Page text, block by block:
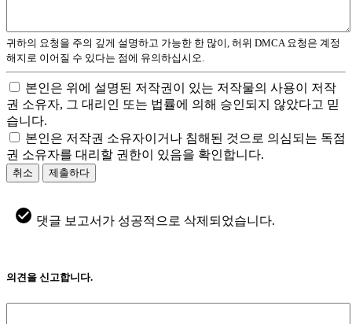
귀하의 요청을 주의 깊게 설명하고 가능한 한 많이, 허위 DMCA 요청은 계정
해지로 이어질 수 있다는 점에 유의하십시오.
본인은 위에 설명된 저작권이 있는 저작물의 사용이 저작
권 소유자, 그 대리인 또는 법률에 의해 승인되지 않았다고 믿
습니다.
본인은 저작권 소유자이거나 침해된 것으로 의심되는 독점
권 소유자를 대리할 권한이 있음을 확인합니다.
취소 제출하다
댓글 보고서가 성공적으로 삭제되었습니다.
의견을 신고합니다.